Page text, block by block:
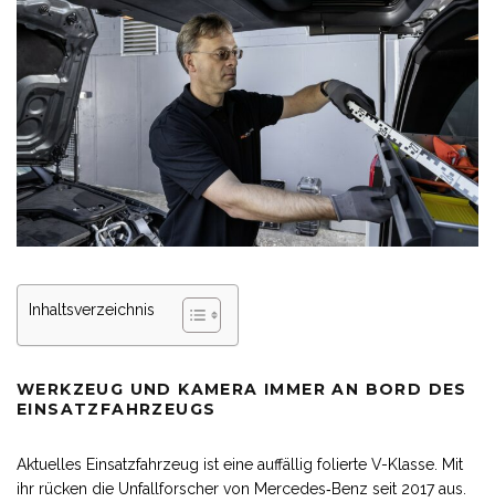
Inhaltsverzeichnis
WERKZEUG UND KAMERA IMMER AN BORD DES
EINSATZFAHRZEUGS
Aktuelles Einsatzfahrzeug ist eine auffällig folierte V-Klasse. Mit
ihr rücken die Unfallforscher von Mercedes‑Benz seit 2017 aus.